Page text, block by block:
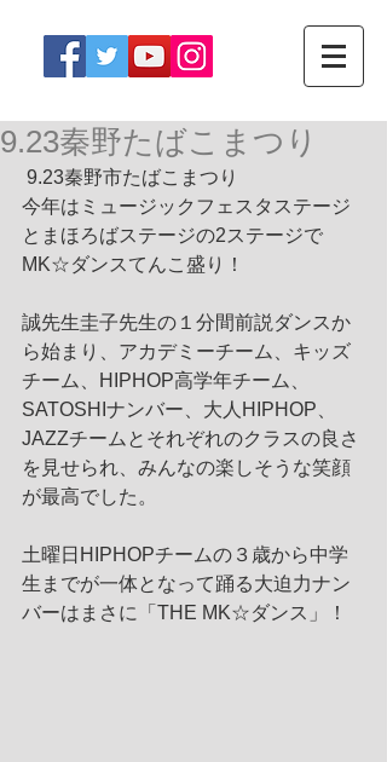
9.23秦野たばこまつり
9.23秦野市たばこまつり
今年はミュージックフェスタステージ
とまほろばステージの2ステージで
MK☆ダンスてんこ盛り！
誠先生圭子先生の１分間前説ダンスか
ら始まり、アカデミーチーム、キッズ
チーム、HIPHOP高学年チーム、
SATOSHIナンバー、大人HIPHOP、
JAZZチームとそれぞれのクラスの良さ
を見せられ、みんなの楽しそうな笑顔
が最高でした。
土曜日HIPHOPチームの３歳から中学
生までが一体となって踊る大迫力ナン
バーはまさに「THE MK☆ダンス」！